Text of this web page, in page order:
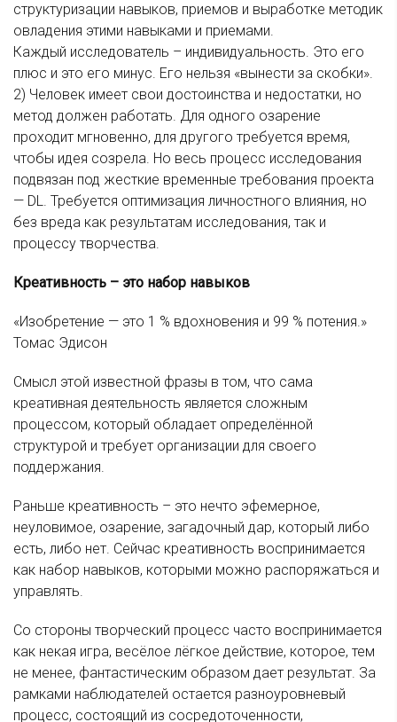
структуризации навыков, приемов и выработке методик
овладения этими навыками и приемами.
Каждый исследователь – индивидуальность. Это его
плюс и это его минус. Его нельзя «вынести за скобки».
2) Человек имеет свои достоинства и недостатки, но
метод должен работать. Для одного озарение
проходит мгновенно, для другого требуется время,
чтобы идея созрела. Но весь процесс исследования
подвязан под жесткие временные требования проекта
— DL. Требуется оптимизация личностного влияния, но
без вреда как результатам исследования, так и
процессу творчества.
Креативность – это набор навыков
«Изобретение — это 1 % вдохновения и 99 % потения.»
Томас Эдисон
Смысл этой известной фразы в том, что сама
креативная деятельность является сложным
процессом, который обладает определённой
структурой и требует организации для своего
поддержания.
Раньше креативность – это нечто эфемерное,
неуловимое, озарение, загадочный дар, который либо
есть, либо нет. Сейчас креативность воспринимается
как набор навыков, которыми можно распоряжаться и
управлять.
Со стороны творческий процесс часто воспринимается
как некая игра, весёлое лёгкое действие, которое, тем
не менее, фантастическим образом дает результат. За
рамками наблюдателей остается разноуровневый
процесс, состоящий из сосредоточенности,